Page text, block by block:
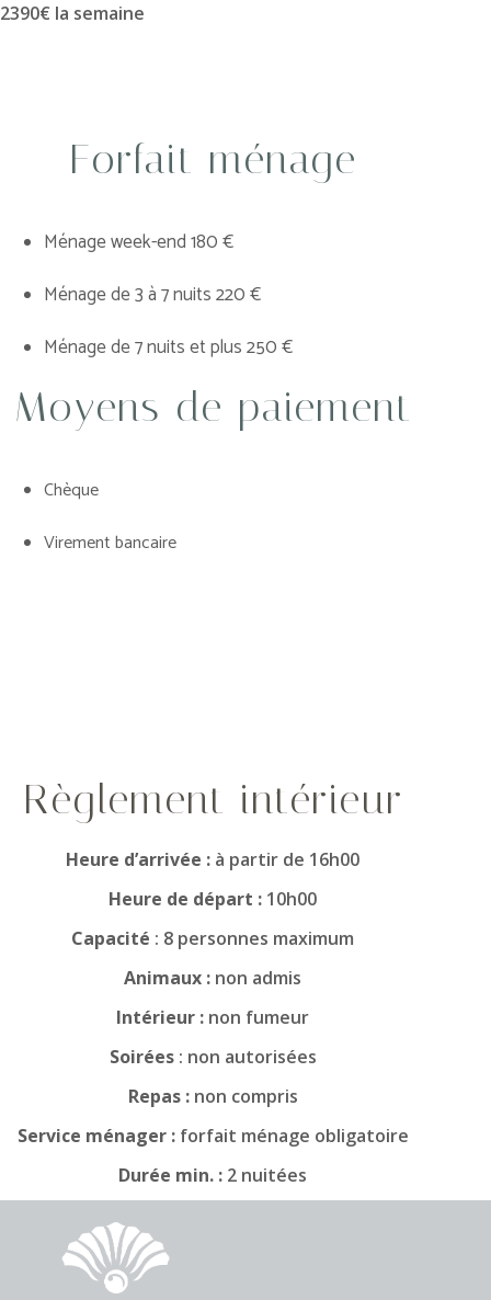
2390€ la semaine
Forfait ménage
Ménage week-end 180 €
Ménage de 3 à 7 nuits 220 €
Ménage de 7 nuits et plus 250 €
Moyens de paiement
Chèque
Virement bancaire
Règlement intérieur
Heure d’arrivée : à partir de 16h00
Heure de départ : 10h00
Capacité : 8 personnes maximum
Animaux : non admis
Intérieur : non fumeur
Soirées: non autorisées
Repas :non compris
Service ménager :forfait ménage obligatoire
Durée min. : 2 nuitées